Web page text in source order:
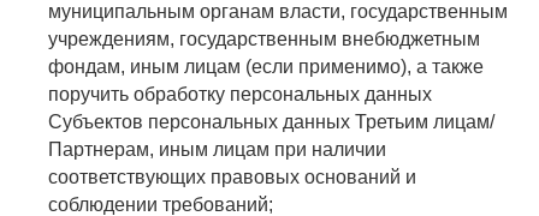
муниципальным органам власти, государственным
учреждениям, государственным внебюджетным
фондам, иным лицам (если применимо), а также
поручить обработку персональных данных
Субъектов персональных данных Третьим лицам/
Партнерам, иным лицам при наличии
соответствующих правовых оснований и
соблюдении требований;